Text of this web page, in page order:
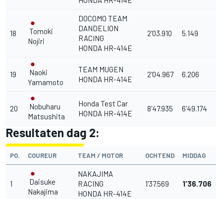
18
Tomoki
Nojiri
DOCOMO TEAM
DANDELION
RACING
HONDA HR-414E
2'03.910 5.149
19
Naoki
Yamamoto
TEAM MUGEN
HONDA HR-414E
2'04.967 6.206
20
Nobuharu
Matsushita
Honda Test Car
HONDA HR-414E
8'47.935 6'49.174
Resultaten dag 2:
PO. COUREUR TEAM / MOTOR OCHTEND MIDDAG
1
Daisuke
Nakajima
NAKAJIMA
RACING
HONDA HR-414E
1'37.569 1'36.706